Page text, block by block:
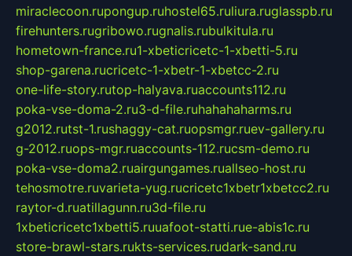
miraclecoon.rupongup.ruhostel65.ruliura.ruglasspb.ru
firehunters.rugribowo.rugnalis.rubulkitula.ru
hometown-france.ru1-xbeticricetc-1-xbetti-5.ru
shop-garena.rucricetc-1-xbetr-1-xbetcc-2.ru
one-life-story.rutop-halyava.ruaccounts112.ru
poka-vse-doma-2.ru3-d-file.ruhahahaharms.ru
g2012.rutst-1.rushaggy-cat.ruopsmgr.ruev-gallery.ru
g-2012.ruops-mgr.ruaccounts-112.rucsm-demo.ru
poka-vse-doma2.ruairgungames.ruallseo-host.ru
tehosmotre.ruvarieta-yug.rucricetc1xbetr1xbetcc2.ru
raytor-d.ruatillagunn.ru3d-file.ru
1xbeticricetc1xbetti5.ruuafoot-statti.rue-abis1c.ru
store-brawl-stars.rukts-services.rudark-sand.ru